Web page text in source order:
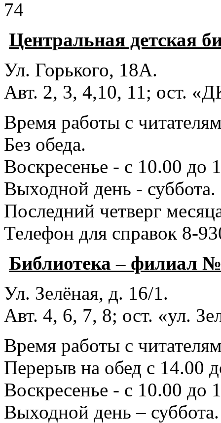
74
Центральная детская
Ул. Горького, 18А.
Авт. 2, 3, 4,10, 11; ост.
Время работы с
Без обеда.
Воскресенье - с 10.00 до
Выходной день - суббота.
Последний четверг
Телефон для справок 8-
Библиотека – филиал
Ул. Зелёная, д. 16/1.
Авт. 4, 6, 7, 8; ост. «ул.
Время работы с
Перерыв на обед с 14.00
Воскресенье - с 10.00 до
Выходной день – суббота.